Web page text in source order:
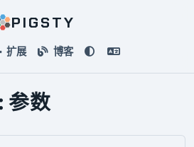
PIGSTY
扩展 博客
参数